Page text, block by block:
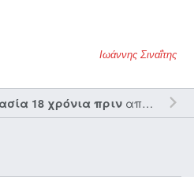
Ιωάννης Σιναΐτης
18 χρόνια πριναπό τον την